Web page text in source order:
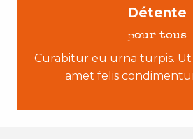
Détente
pour tous
Curabitur eu urna turpis.
amet felis